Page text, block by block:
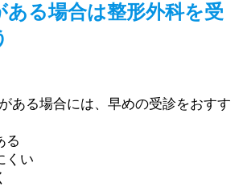
ある場合は整形外科を受
ある場合には、早めの受診をおすす
る
くい